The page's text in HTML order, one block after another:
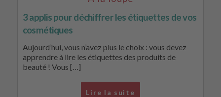
3 applis pour déchiffrer les étiquettes de vos
cosmétiques
Aujourd’hui, vous n’avez plus le choix : vous devez
apprendre à lire les étiquettes des produits de
beauté ! Vous […]
Lire la suite